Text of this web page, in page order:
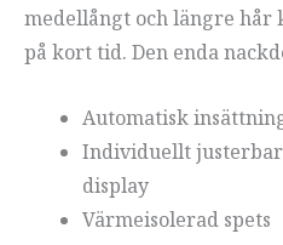
medellångt och längre hår
på kort tid. Den enda
Automatisk
Individuellt
display
Värmeisolerad spets